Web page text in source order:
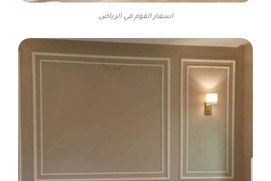
اسعار الفوم في الرياض